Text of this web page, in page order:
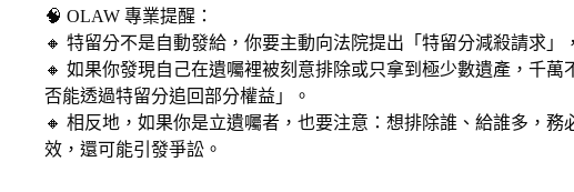
🧠 OLAW 專業提醒：
🔸 特留分不是自動發給，你要主動向法院提出「特留分減殺請求」
🔸 如果你發現自己在遺囑裡被刻意排除或只拿到極少數遺產，千
否能透過特留分追回部分權益」。
🔸 相反地，如果你是立遺囑者，也要注意：想排除誰、給誰多，
效，還可能引發爭訟。